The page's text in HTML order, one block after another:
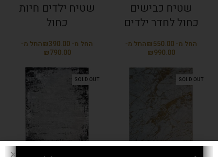
שטיח כבישים
כחול לחדר ילדים
₪
₪
שטיח ילדים חיות
כחול
₪
₪
SOLD OUT
SOLD OUT